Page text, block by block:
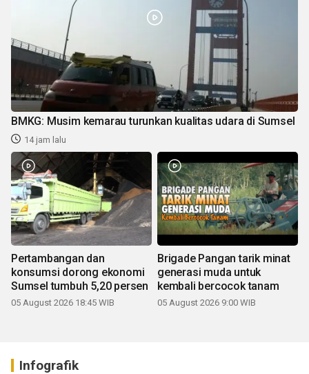
BMKG: Musim kemarau turunkan kualitas udara di Sumsel
14 jam lalu
Pertambangan dan
konsumsi dorong ekonomi
Sumsel tumbuh 5,20 persen
05 August 2026 18:45 WIB
Brigade Pangan tarik minat
generasi muda untuk
kembali bercocok tanam
05 August 2026 9:00 WIB
Infografik